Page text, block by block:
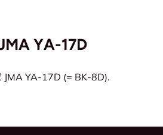
YA-17D
JMA YA-17D (= BK-8D).